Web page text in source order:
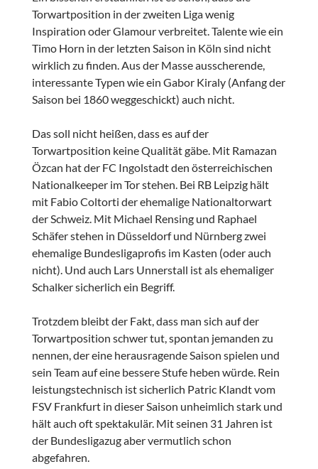
Torwartposition in der zweiten Liga wenig
Inspiration oder Glamour verbreitet. Talente wie ein
Timo Horn in der letzten Saison in Köln sind nicht
wirklich zu finden. Aus der Masse ausscherende,
interessante Typen wie ein Gabor Kiraly (Anfang der
Saison bei 1860 weggeschickt) auch nicht.
Das soll nicht heißen, dass es auf der
Torwartposition keine Qualität gäbe. Mit Ramazan
Özcan hat der FC Ingolstadt den österreichischen
Nationalkeeper im Tor stehen. Bei RB Leipzig hält
mit Fabio Coltorti der ehemalige Nationaltorwart
der Schweiz. Mit Michael Rensing und Raphael
Schäfer stehen in Düsseldorf und Nürnberg zwei
ehemalige Bundesligaprofis im Kasten (oder auch
nicht). Und auch Lars Unnerstall ist als ehemaliger
Schalker sicherlich ein Begriff.
Trotzdem bleibt der Fakt, dass man sich auf der
Torwartposition schwer tut, spontan jemanden zu
nennen, der eine herausragende Saison spielen und
sein Team auf eine bessere Stufe heben würde. Rein
leistungstechnisch ist sicherlich Patric Klandt vom
FSV Frankfurt in dieser Saison unheimlich stark und
hält auch oft spektakulär. Mit seinen 31 Jahren ist
der Bundesligazug aber vermutlich schon
abgefahren.